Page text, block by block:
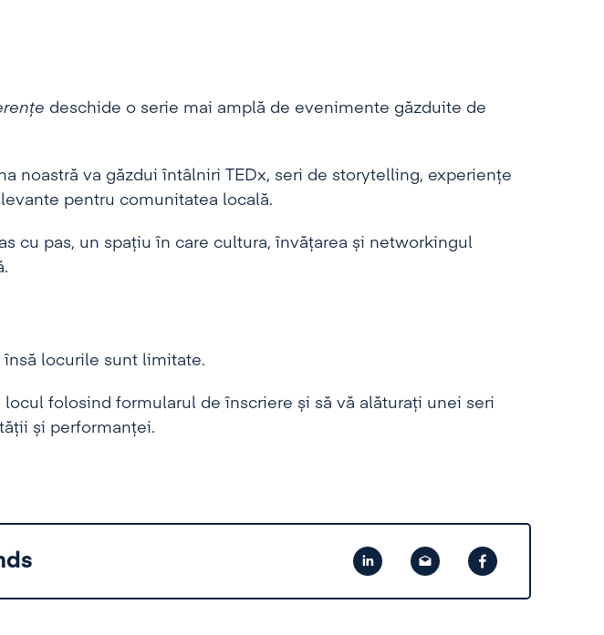
deschide o serie mai amplă de evenimente găzduite de
noastră va găzdui întâlniri TEDx, seri de storytelling, experiențe
pentru comunitatea locală.
cu pas, un spațiu în care cultura, învățarea și networkingul
însă locurile sunt limitate.
locul folosind formularul de înscriere și să vă alăturați unei seri
și performanței.